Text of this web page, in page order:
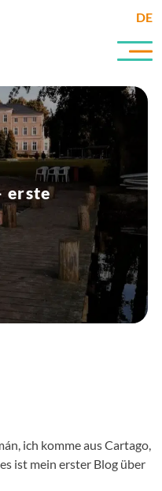
DE
erste
ich komme aus Cartago,
ist mein erster Blog über